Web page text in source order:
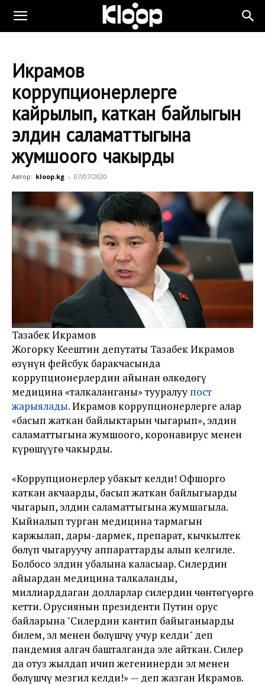
Икрамов
коррупционерлерге
кайрылып, каткан байлыгын
элдин саламаттыгына
жумшоого чакырды
Автор: kloop.kg - 07/07/2020
Тазабек Икрамов
Жогорку Кеңештин депутаты Тазабек Икрамов
өзүнүн фейсбук баракчасында
коррупционерлердин айынан өлкөдөгү
медицина «талкаланганы» тууралуу пост
жарыялады.Икрамов коррупционерлерге алар
«басып жаткан байлыктарын чыгарып», элдин
саламаттыгына жумшоого, коронавирус менен
күрөшүүгө чакырды.
«Коррупционерлер убакыт келди! Офшорго
каткан акчаңарды, басып жаткан байлыгыңарды
чыгарып, элдин саламаттыгына жумшагыла.
Кыйналып турган медицина тармагын
каржылап, дары-дармек, препарат, кычкылтек
бөлүп чыгаруучу аппараттарды алып келгиле.
Болбосо элдин убалына каласыңар. Силердин
айыңардан медицина талкаланды,
миллиарддаган долларлар силердин чөнтөгүңөргө
кетти. Орусиянын президенти Путин орус
байларына "Силердин кантип байыганыңарды
билем, эл менен бөлүшчү учур келди" деп
пандемия алгач башталганда эле айткан. Силер
да отуз жылдап ичип жегенинерди эл менен
бөлүшчү мезгил келди!» — деп жазган Икрамов.